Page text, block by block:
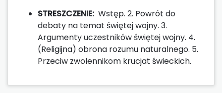
STRESZCZENIE: Wstęp. 2. Powrót do
debaty na temat świętej wojny. 3.
Argumenty uczestników świętej wojny. 4.
(Religijna) obrona rozumu naturalnego. 5.
Przeciw zwolennikom krucjat świeckich.